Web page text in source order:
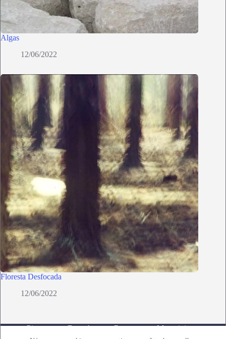
Algas
12/06/2022
Floresta Desfocada
12/06/2022
Pinturas Desenhos Recortes
Monotipias
Gravuras
Instalações Intervenções Natureza